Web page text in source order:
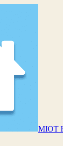
MIOT